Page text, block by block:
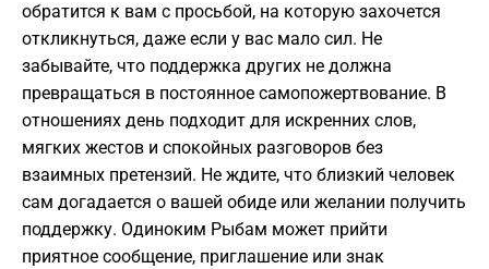
обратится к вам с просьбой, на которую захочется
откликнуться, даже если у вас мало сил. Не
забывайте, что поддержка других не должна
превращаться в постоянное самопожертвование. В
отношениях день подходит для искренних слов,
мягких жестов и спокойных разговоров без
взаимных претензий. Не ждите, что близкий человек
сам догадается о вашей обиде или желании получить
поддержку. Одиноким Рыбам может прийти
приятное сообщение, приглашение или знак